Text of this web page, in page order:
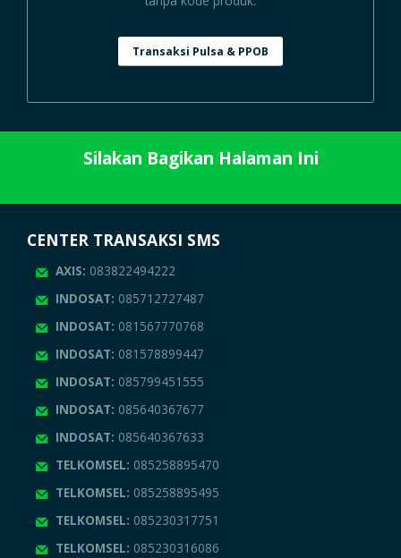
Transaksi Pulsa & PPOB
Silakan Bagikan Halaman Ini
CENTER TRANSAKSI SMS
AXIS: 083822494222
INDOSAT: 085712727487
INDOSAT: 081567770768
INDOSAT: 081578899447
INDOSAT: 085799451555
INDOSAT: 085640367677
INDOSAT: 085640367633
TELKOMSEL: 085258895470
TELKOMSEL: 085258895495
TELKOMSEL: 085230317751
TELKOMSEL: 085230316086